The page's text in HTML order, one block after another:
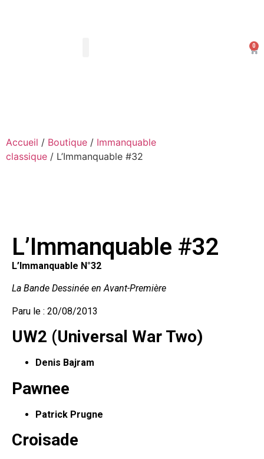
0
Accueil / Boutique / Immanquable
classique / L’Immanquable #32
L’Immanquable #32
L’Immanquable N°32
La Bande Dessinée en Avant-Première
Paru le : 20/08/2013
UW2 (Universal War Two)
Denis Bajram
Pawnee
Patrick Prugne
Croisade